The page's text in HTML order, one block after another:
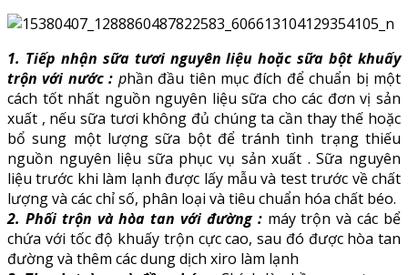
1. Tiếp nhận sữa tươi nguyên liệu hoặc sữa bột khuấy
trộn với nước : phần đầu tiên mục đích để chuẩn bị một
cách tốt nhất nguồn nguyên liệu sữa cho các đơn vị sản
xuất , nếu sữa tươi không đủ chúng ta cần thay thế hoặc
bổ sung một lượng sữa bột để tránh tình trạng thiếu
nguồn nguyên liệu sữa phục vụ sản xuất . Sữa nguyên
liệu trước khi làm lạnh được lấy mẫu và test trước về chất
lượng và các chỉ số, phân loại và tiêu chuẩn hóa chất béo.
2. Phối trộn và hòa tan với đường : máy trộn và các bể
chứa với tốc độ khuấy trộn cực cao, sau đó được hòa tan
đường và thêm các dung dịch xiro làm lạnh